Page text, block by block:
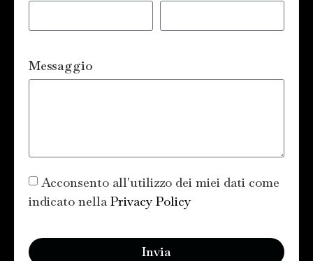
Messaggio
Acconsento all'utilizzo dei miei dati come
indicato nella Privacy Policy
Invia